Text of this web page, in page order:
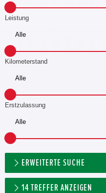
Leistung
Kilometerstand
Erstzulassung
ERWEITERTE SUCHE
14 TREFFER ANZEIGEN